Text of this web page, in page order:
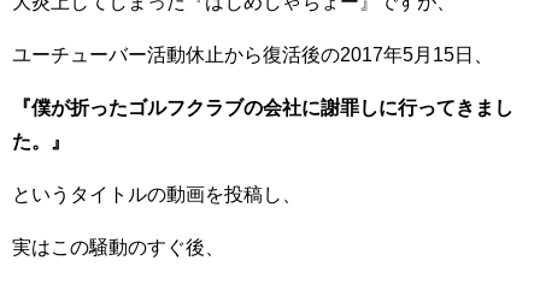
ユーチューバー活動休止から復活後の2017年5月15日、
『僕が折ったゴルフクラブの会社に謝罪しに行ってきまし
た。』
というタイトルの動画を投稿し、
実はこの騒動のすぐ後、